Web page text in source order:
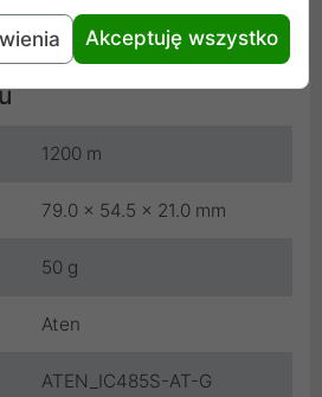
1200 m
79.0 x 54.5 x 21.0 mm
50 g
Aten
ATEN_IC485S-AT-G
Akceptuję wszystko